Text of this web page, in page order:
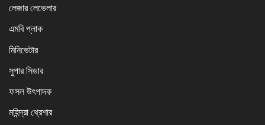
লেজার লেভেলার
এমবি প্লাক
মিনিভেটার
সুপার সিডার
ফসল উৎপাদক
মহিন্দ্রা থ্রেশার